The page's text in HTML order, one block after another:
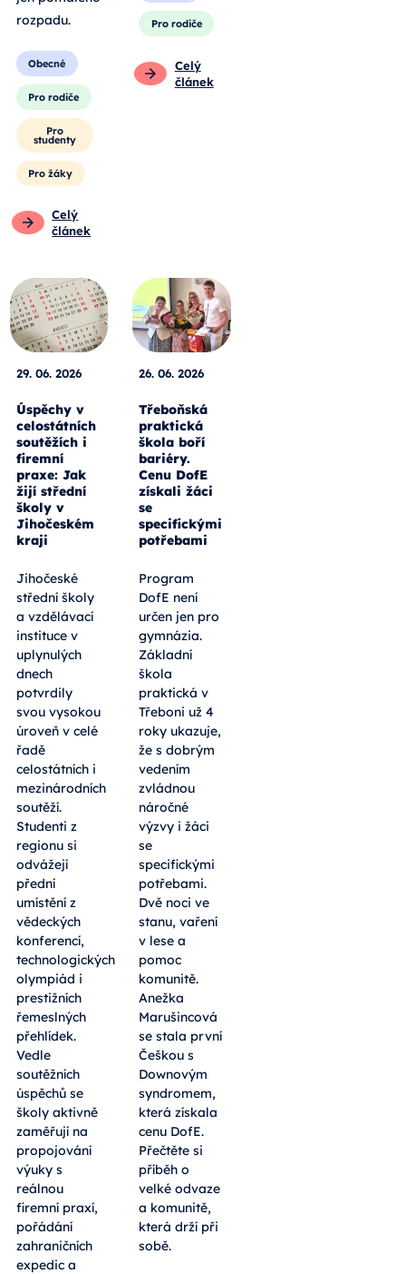
rozpadu.
Obecné
Pro rodiče
Pro
studenty
Pro žáky
Celý
článek
Pro rodiče
Celý
článek
29. 06. 2026
Úspěchy v
celostátních
soutěžích i
firemní
praxe: Jak
žijí střední
školy v
Jihočeském
kraji
Jihočeské
střední školy
a vzdělávací
instituce v
uplynulých
dnech
potvrdily
svou vysokou
úroveň v celé
řadě
celostátních i
mezinárodních
soutěží.
Studenti z
regionu si
odvážejí
přední
umístění z
vědeckých
konferencí,
technologických
olympiád i
prestižních
řemeslných
přehlídek.
Vedle
soutěžních
úspěchů se
školy aktivně
zaměřují na
propojování
výuky s
reálnou
firemní praxí,
pořádání
zahraničních
expedic a
26. 06. 2026
Třeboňská
praktická
škola boří
bariéry.
Cenu DofE
získali žáci
se
specifickými
potřebami
Program
DofE není
určen jen pro
gymnázia.
Základní
škola
praktická v
Třeboni už 4
roky ukazuje,
že s dobrým
vedením
zvládnou
náročné
výzvy i žáci
se
specifickými
potřebami.
Dvě noci ve
stanu, vaření
v lese a
pomoc
komunitě.
Anežka
Marušincová
se stala první
Češkou s
Downovým
syndromem,
která získala
cenu DofE.
Přečtěte si
příběh o
velké odvaze
a komunitě,
která drží při
sobě.